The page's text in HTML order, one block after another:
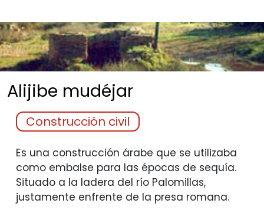
Alijibe mudéjar
Construcción civil
Es una construcción árabe que se utilizaba
como embalse para las épocas de sequía.
Situado a la ladera del río Palomillas,
justamente enfrente de la presa romana.